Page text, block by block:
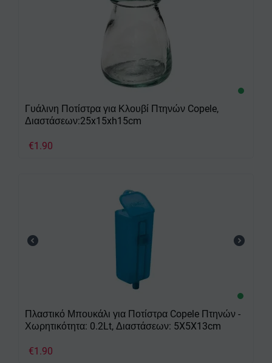
Γυάλινη Ποτίστρα για Κλουβί Πτηνών Copele,
Διαστάσεων:25x15xh15cm
€1.90
Πλαστικό Μπουκάλι για Ποτίστρα Copele Πτηνών -
Χωρητικότητα: 0.2Lt, Διαστάσεων: 5X5X13cm
€1.90